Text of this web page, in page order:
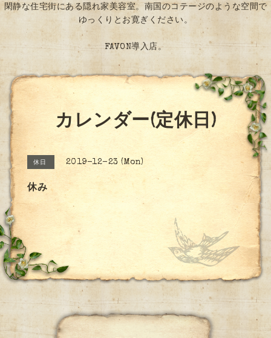
閑静な住宅街にある隠れ家美容室。南国のコテージのような空間で
ゆっくりとお寛ぎください。
FAVON導入店。
カレンダー(定休日)
休日 2019-12-23 (Mon)
休み